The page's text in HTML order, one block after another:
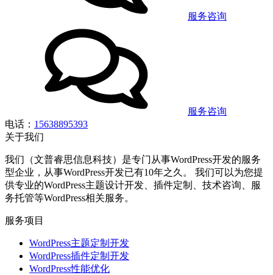
服务咨询
服务咨询
电话： 15638895393
关于我们
我们（文普睿思信息科技）是专门从事WordPress开发的服务
型企业，从事WordPress开发已有10年之久。 我们可以为您提
供专业的WordPress主题设计开发、插件定制、技术咨询、服
务托管等WordPress相关服务。
服务项目
WordPress主题定制开发
WordPress插件定制开发
WordPress性能优化